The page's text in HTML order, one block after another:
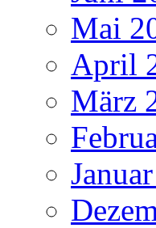
Mai
April
März